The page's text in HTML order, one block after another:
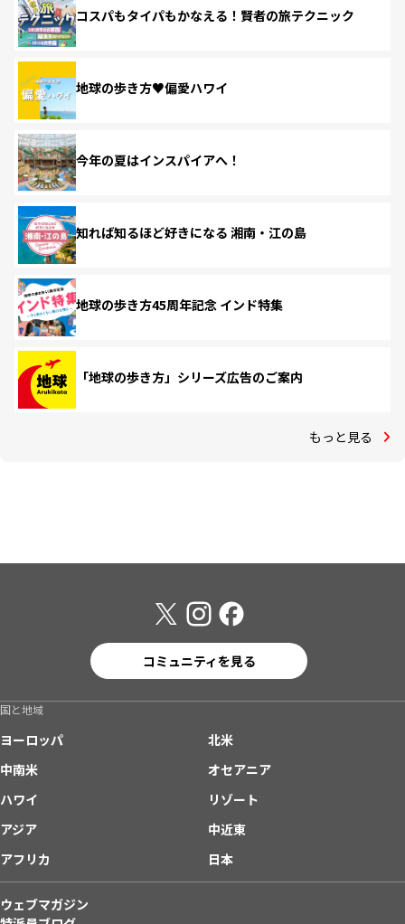
コスパもタイパもかなえる！賢者の旅テクニック
地球の歩き方♥偏愛ハワイ
今年の夏はインスパイアへ！
知れば知るほど好きになる 湘南・江の島
地球の歩き方45周年記念 インド特集
「地球の歩き方」シリーズ広告のご案内
もっと見る
コミュニティを見る
国と地域
ヨーロッパ
北米
中南米
オセアニア
ハワイ
リゾート
アジア
中近東
アフリカ
日本
ウェブマガジン